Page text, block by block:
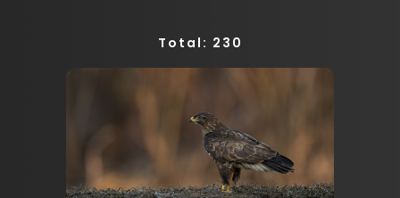
Total: 230